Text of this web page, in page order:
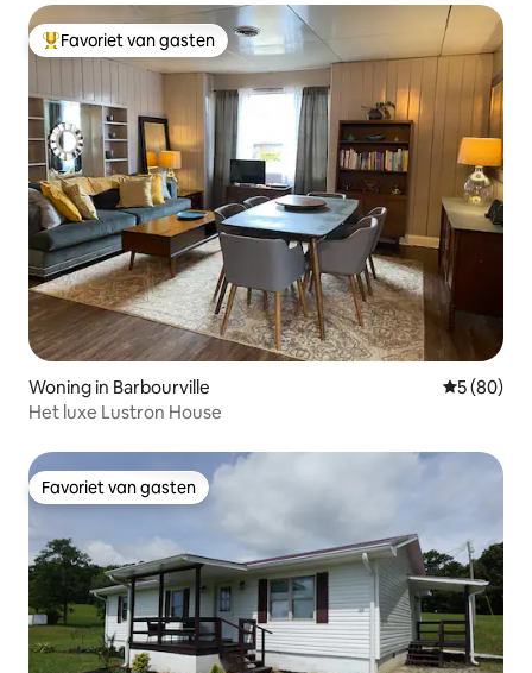
Topfavoriet van gasten
Favoriet van gasten
Woning in Barbourville
5 (80)
Het luxe Lustron House
Favoriet van gasten
Favoriet van gasten